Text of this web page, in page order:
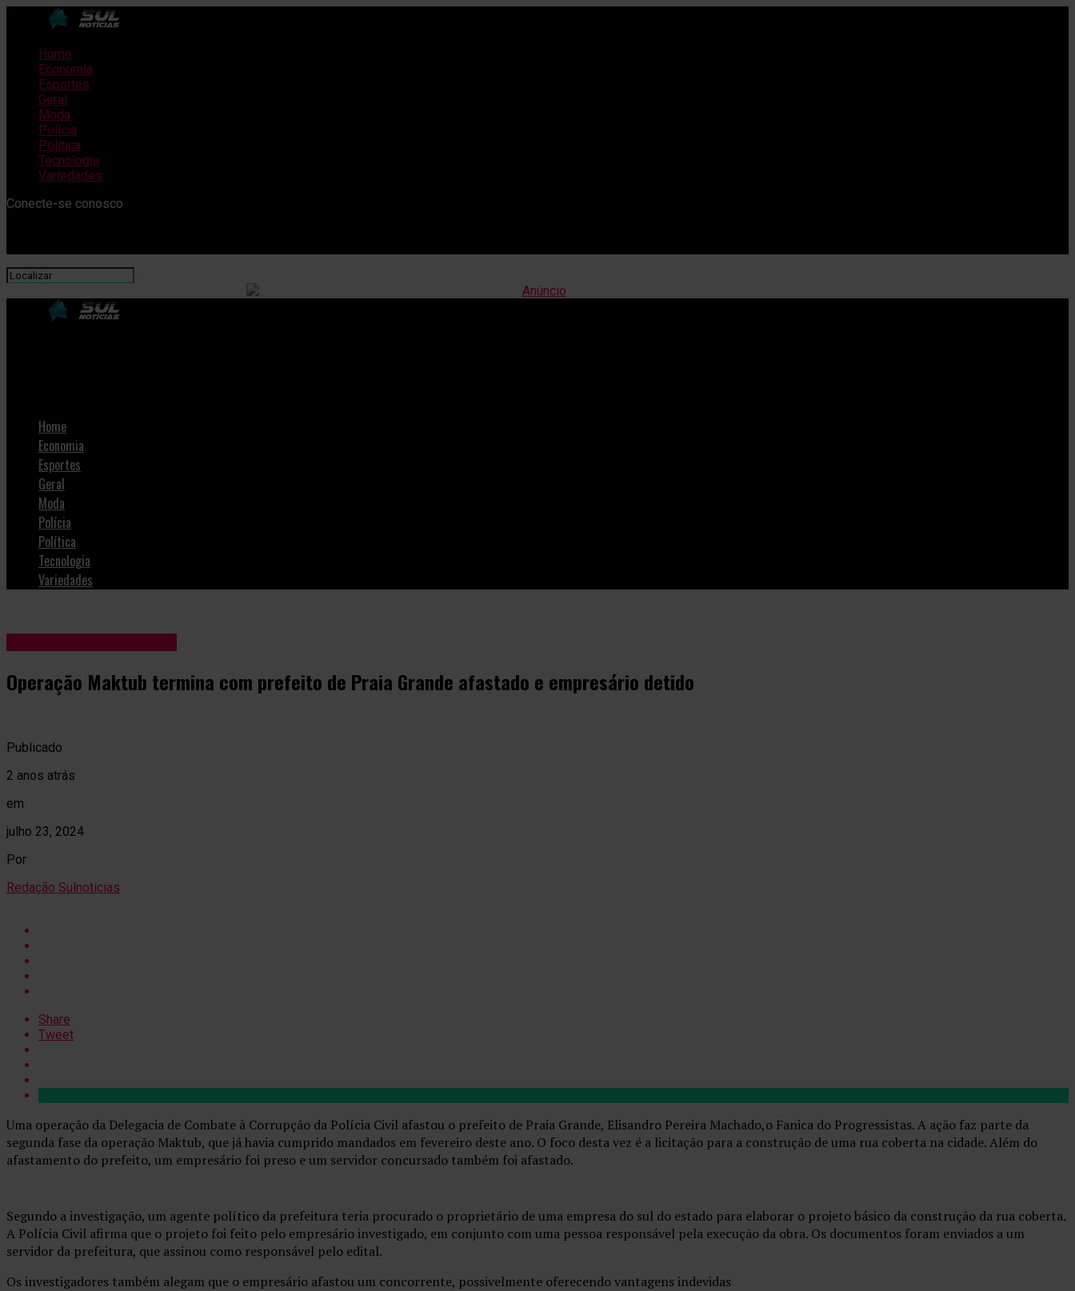
Home
Economia
Esportes
Geral
Moda
Polícia
Política
Tecnologia
Variedades
Conecte-se conosco
Home
Economia
Esportes
Geral
Moda
Polícia
Política
Tecnologia
Variedades
Operação Maktub termina com prefeito de Praia Grande afastado e empresário detido
Publicado
2 anos atrás
em
julho 23, 2024
Por
Redação Sulnoticias
Share
Tweet
Uma operação da Delegacia de Combate à Corrupção da Polícia Civil afastou o prefeito de Praia Grande, Elisandro Pereira Machado,o Fanica do Progressistas. A ação faz parte da
segunda fase da operação Maktub, que já havia cumprido mandados em fevereiro deste ano. O foco desta vez é a licitação para a construção de uma rua coberta na cidade. Além do
afastamento do prefeito, um empresário foi preso e um servidor concursado também foi afastado.
Segundo a investigação, um agente político da prefeitura teria procurado o proprietário de uma empresa do sul do estado para elaborar o projeto básico da construção da rua coberta.
A Polícia Civil afirma que o projeto foi feito pelo empresário investigado, em conjunto com uma pessoa responsável pela execução da obra. Os documentos foram enviados a um
servidor da prefeitura, que assinou como responsável pelo edital.
Os investigadores também alegam que o empresário afastou um concorrente, possivelmente oferecendo vantagens indevidas